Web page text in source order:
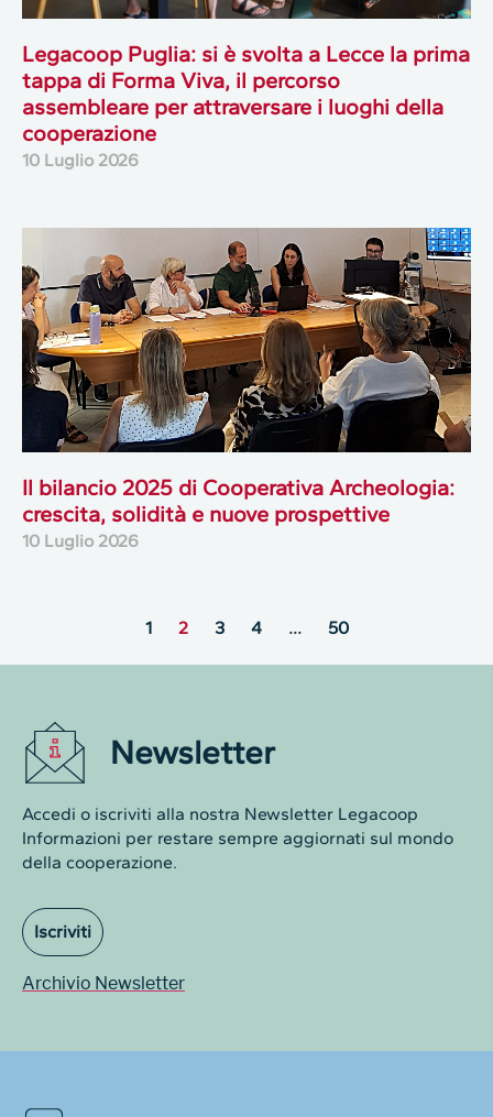
Legacoop Puglia: si è svolta a Lecce la prima
tappa di Forma Viva, il percorso
assembleare per attraversare i luoghi della
cooperazione
10 Luglio 2026
Il bilancio 2025 di Cooperativa Archeologia:
crescita, solidità e nuove prospettive
10 Luglio 2026
1 2 3 4 … 50
Newsletter
Accedi o iscriviti alla nostra Newsletter Legacoop
Informazioni per restare sempre aggiornati sul mondo
della cooperazione.
Iscriviti
Archivio Newsletter